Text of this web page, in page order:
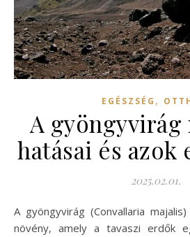
EGÉSZSÉG ,
A gyöngyvirág
hatásai és azok
2025.02.01.
A gyöngyvirág (Convallaria majalis) egy gyönyörű, illatos
növény, amely a tavaszi erdők